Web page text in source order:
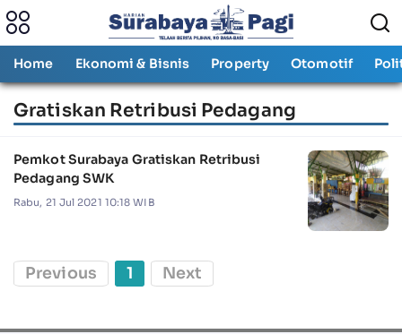
Home Ekonomi & Bisnis Property Otomotif
Gratiskan Retribusi Pedagang
Pemkot Surabaya Gratiskan Retribusi
Pedagang SWK
Rabu, 21 Jul 2021 10:18 WIB
Previous 1 Next